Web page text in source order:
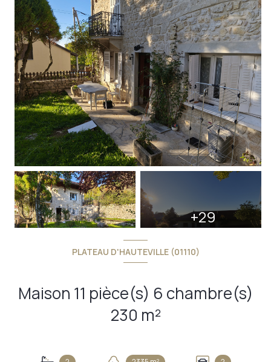
+29
PLATEAU D'HAUTEVILLE (01110)
Maison 11 pièce(s) 6 chambre(s)
230 m²